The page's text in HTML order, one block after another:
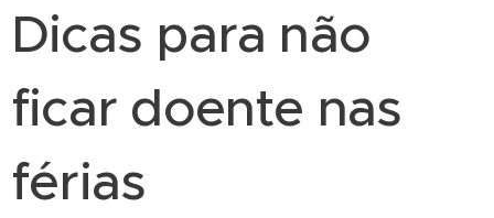
Dicas para não
ficar doente nas
férias